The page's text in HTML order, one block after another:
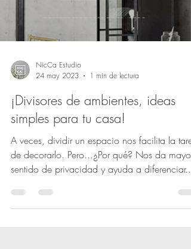
Load video
24 may 2023
1 min de lectura
¡Divisores de ambientes, ideas
simples para tu casa!
A veces, dividir un espacio nos facilita la tarea
de decorarlo. Pero...¿Por qué? Nos da mayor
sentido de privacidad y ayuda a diferenciar...